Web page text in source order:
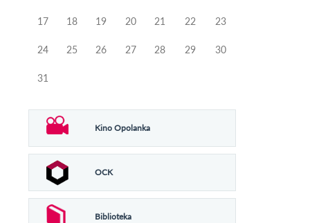
17 18 19 20 21 22 23
24 25 26 27 28 29 30
31
Kino Opolanka
OCK
Biblioteka